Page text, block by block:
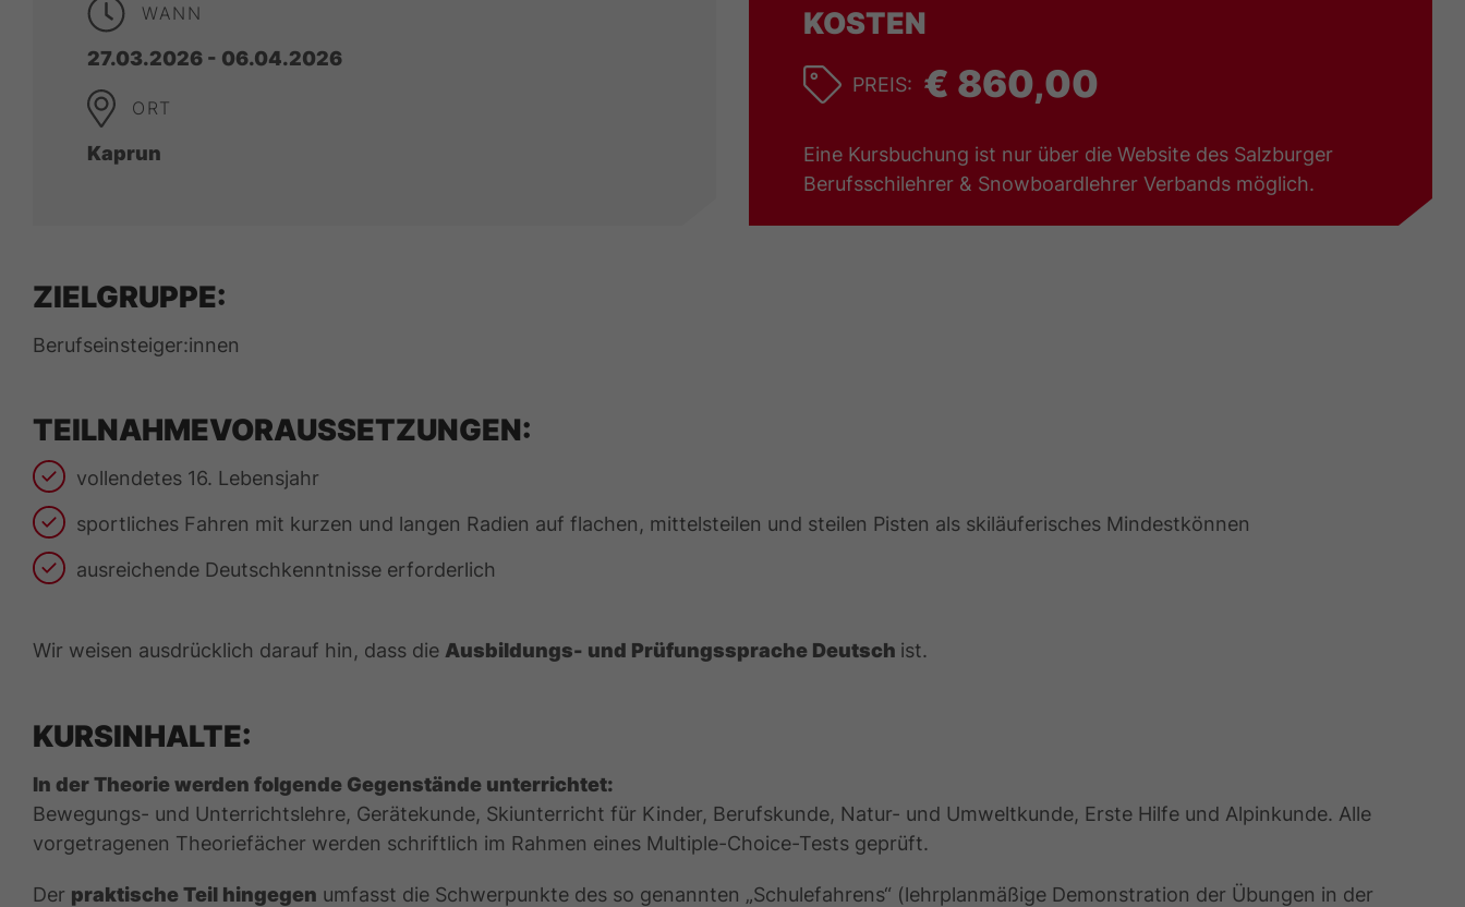
WANN
27.03.2026 - 06.04.2026
ORT
Kaprun
KOSTEN
PREIS: € 860,00
Eine Kursbuchung ist nur über die Website des Salzburger
Berufsschilehrer & Snowboardlehrer Verbands möglich.
ZIELGRUPPE:
Berufseinsteiger:innen
TEILNAHMEVORAUSSETZUNGEN:
vollendetes 16. Lebensjahr
sportliches Fahren mit kurzen und langen Radien auf flachen, mittelsteilen und steilen Pisten als skiläuferisches Mindestkönnen
ausreichende Deutschkenntnisse erforderlich
Wir weisen ausdrücklich darauf hin, dass die Ausbildungs- und Prüfungssprache Deutsch ist.
KURSINHALTE:
In der Theorie werden folgende Gegenstände unterrichtet:
Bewegungs- und Unterrichtslehre, Gerätekunde, Skiunterricht für Kinder, Berufskunde, Natur- und Umweltkunde, Erste Hilfe und Alpinkunde. Alle
vorgetragenen Theoriefächer werden schriftlich im Rahmen eines Multiple-Choice-Tests geprüft.
Der praktische Teil hingegen umfasst die Schwerpunkte des so genannten „Schulefahrens“ (lehrplanmäßige Demonstration der Übungen in der